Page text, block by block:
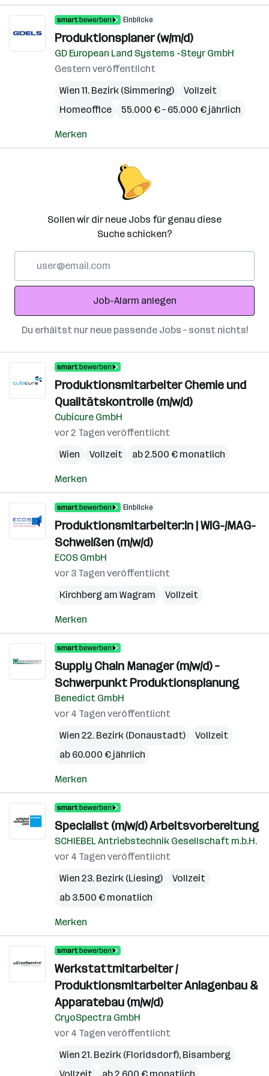
Einblicke
Produktionsplaner (w/m/d)
GD European Land Systems -Steyr GmbH
Gestern veröffentlicht
Wien 11. Bezirk (Simmering)
Vollzeit
Homeoffice
55.000 € – 65.000 € jährlich
Merken
Sollen wir dir neue Jobs für genau diese
Suche schicken?
Adresse
Job-Alarm anlegen
Du erhältst nur neue passende Jobs – sonst nichts!
Produktionsmitarbeiter Chemie und
Qualitätskontrolle (m/w/d)
Cubicure GmbH
vor 2 Tagen veröffentlicht
Wien
Vollzeit ab 2.500 € monatlich
Merken
Einblicke
Produktionsmitarbeiter:in | WIG-/MAG-
Schweißen (m/w/d)
ECOS GmbH
vor 3 Tagen veröffentlicht
Kirchberg am Wagram
Vollzeit
Merken
Supply Chain Manager (m/w/d) –
Schwerpunkt Produktionsplanung
Benedict GmbH
vor 4 Tagen veröffentlicht
Wien 22. Bezirk (Donaustadt)
Vollzeit
ab 60.000 € jährlich
Merken
Specialist (m/w/d) Arbeitsvorbereitung
SCHIEBEL Antriebstechnik Gesellschaft m.b.H.
vor 4 Tagen veröffentlicht
Wien 23. Bezirk (Liesing)
Vollzeit
ab 3.500 € monatlich
Merken
Werkstattmitarbeiter /
Produktionsmitarbeiter Anlagenbau &
Apparatebau (m/w/d)
CryoSpectra GmbH
vor 4 Tagen veröffentlicht
Wien 21. Bezirk (Floridsdorf), Bisamberg